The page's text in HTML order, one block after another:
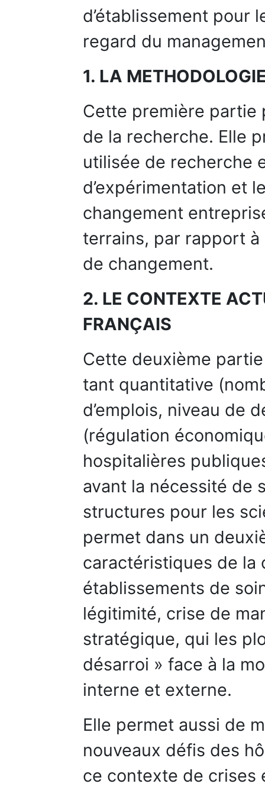
d’établissement pour
regard du
1. LA
Cette première partie
de la recherche. Elle
utilisée de recherche
d’expérimentation et
changement
terrains, par rapport
de changement.
2. LE CONTEXTE
FRANÇAIS
Cette deuxième partie
tant quantitative
d’emplois, niveau de
(régulation
hospitalières
avant la nécessité de
structures pour les
permet dans un
caractéristiques de la
établissements de
légitimité, crise de
stratégique, qui les
désarroi » face à la
interne et externe.
Elle permet aussi de
nouveaux défis des
ce contexte de crises